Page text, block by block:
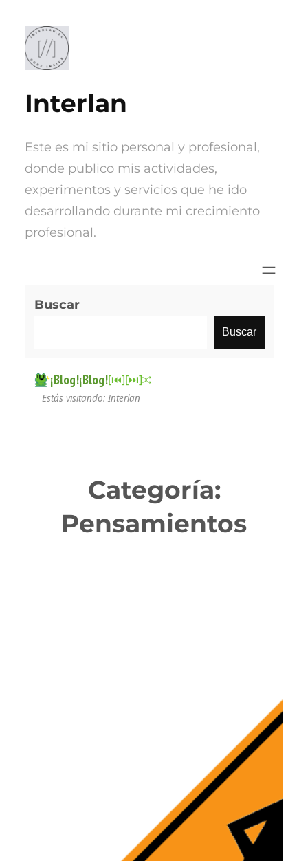
contenido
Interlan
Este es mi sitio personal y profesional,
donde publico mis actividades,
experimentos y servicios que he ido
desarrollando durante mi crecimiento
profesional.
Buscar
Buscar
¡Blog!¡Blog![⏮︎][⏭︎]
Estás visitando: Interlan
Categoría:
Pensamientos